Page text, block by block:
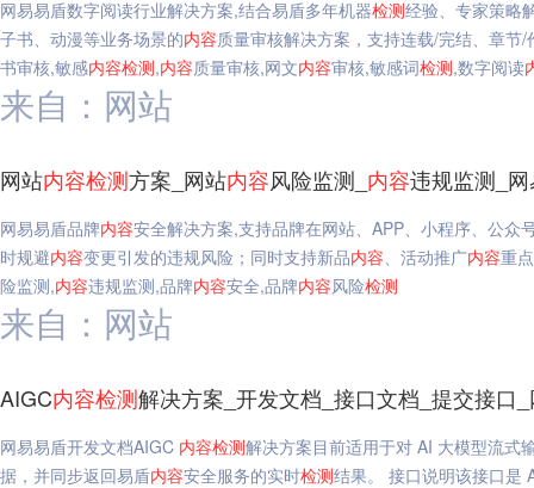
网易易盾数字阅读行业解决方案,结合易盾多年机器检测经验、专家策略
子书、动漫等业务场景的内容质量审核解决方案，支持连载/完结、章节
书审核,敏感内容检测,内容质量审核,网文内容审核,敏感词检测,数字阅读
来自：网站
网站内容检测方案_网站内容风险监测_ 内容违规监测_
网易易盾品牌内容安全解决方案,支持品牌在网站、APP、小程序、公众
时规避内容变更引发的违规风险；同时支持新品内容、活动推广内容重点
险监测,内容违规监测,品牌内容安全,品牌内容风险检测
来自：网站
AIGC内容检测解决方案_开发文档_接口文档_提交接口
网易易盾开发文档AIGC 内容检测解决方案目前适用于对 AI 大模型流式
据，并同步返回易盾内容安全服务的实时检测结果。 接口说明该接口是